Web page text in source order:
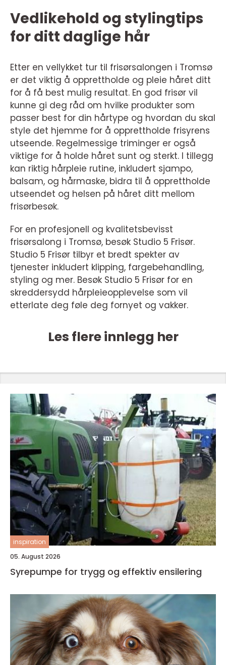
Vedlikehold og stylingtips
for ditt daglige hår
Etter en vellykket tur til frisørsalongen i Tromsø
er det viktig å opprettholde og pleie håret ditt
for å få best mulig resultat. En god frisør vil
kunne gi deg råd om hvilke produkter som
passer best for din hårtype og hvordan du skal
style det hjemme for å opprettholde frisyrens
utseende. Regelmessige triminger er også
viktige for å holde håret sunt og sterkt. I tillegg
kan riktig hårpleie rutine, inkludert sjampo,
balsam, og hårmaske, bidra til å opprettholde
utseendet og helsen på håret ditt mellom
frisørbesøk.
For en profesjonell og kvalitetsbevisst
frisørsalong i Tromsø, besøk Studio 5 Frisør.
Studio 5 Frisør tilbyr et bredt spekter av
tjenester inkludert klipping, fargebehandling,
styling og mer. Besøk Studio 5 Frisør for en
skreddersydd hårpleieopplevelse som vil
etterlate deg føle deg fornyet og vakker.
Les flere innlegg her
inspiration
05. August 2026
Syrepumpe for trygg og effektiv ensilering